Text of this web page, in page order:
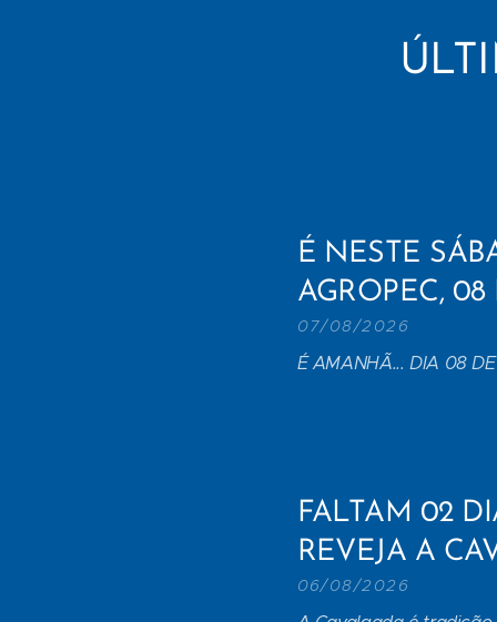
É NESTE
AGROPEC,
07/08/2026
É AMANHÃ... DIA 08
FALTAM 02
REVEJA A
06/08/2026